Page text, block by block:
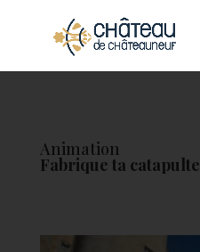
Animation
Fabrique ta catapulte